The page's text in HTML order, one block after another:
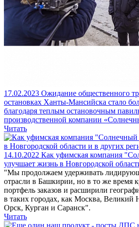
17.02.2023 Ожидание общественного
остановках Ханты-Мансийска стало
благодаря теплым остановочным
производственной компании
Читать
14.10.2022 Как уфимская компания
улучшает жизнь в Новгородской
"Мы продолжаем удерживать
отрасли в Башкирии, но в то же время
портфель заказов и расширили
в таких городах, как Москва, Великий
Орск, Курган и Саранск".
Читать